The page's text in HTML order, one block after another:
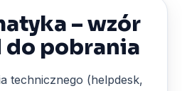
– wzór
do pobrania
technicznego (helpdesk,